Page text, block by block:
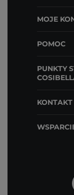
MOJE
POMOC
PUNKTY
KONTAKT